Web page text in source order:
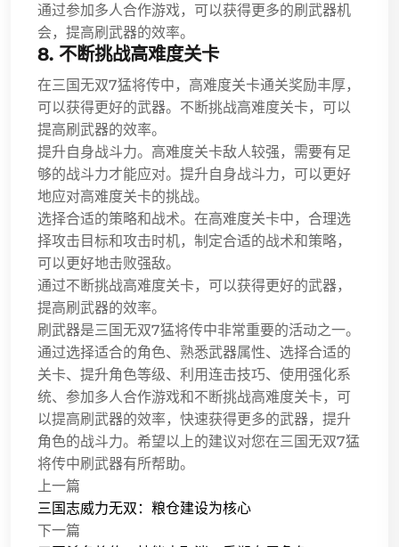
通过参加多人合作游戏，可以获得更多的刷武器机
会，提高刷武器的效率。
8. 不断挑战高难度关卡
在三国无双7猛将传中，高难度关卡通关奖励丰厚，
可以获得更好的武器。不断挑战高难度关卡，可以
提高刷武器的效率。
提升自身战斗力。高难度关卡敌人较强，需要有足
够的战斗力才能应对。提升自身战斗力，可以更好
地应对高难度关卡的挑战。
选择合适的策略和战术。在高难度关卡中，合理选
择攻击目标和攻击时机，制定合适的战术和策略，
可以更好地击败强敌。
通过不断挑战高难度关卡，可以获得更好的武器，
提高刷武器的效率。
刷武器是三国无双7猛将传中非常重要的活动之一。
通过选择适合的角色、熟悉武器属性、选择合适的
关卡、提升角色等级、利用连击技巧、使用强化系
统、参加多人合作游戏和不断挑战高难度关卡，可
以提高刷武器的效率，快速获得更多的武器，提升
角色的战斗力。希望以上的建议对您在三国无双7猛
将传中刷武器有所帮助。
上一篇
三国志威力无双：粮仓建设为核心
下一篇